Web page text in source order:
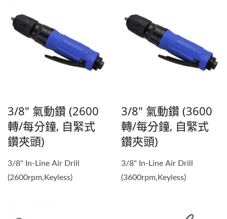
3/8" 氣動鑽 (2600
轉/每分鐘, 自緊式
鑽夾頭)
3/8" In-Line Air Drill
(2600rpm,Keyless)
3/8" 氣動鑽 (3600
轉/每分鐘, 自緊式
鑽夾頭)
3/8" In-Line Air Drill
(3600rpm,Keyless)